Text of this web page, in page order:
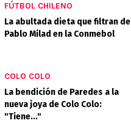
FÚTBOL CHILENO
La abultada dieta que filtran de
Pablo Milad en la Conmebol
COLO COLO
La bendición de Paredes a la
nueva joya de Colo Colo:
"Tiene..."